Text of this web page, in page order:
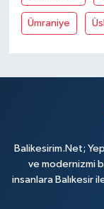
Ümraniye
Balikesirim.Net;
ve modernizmi
insanlara Balıkesir